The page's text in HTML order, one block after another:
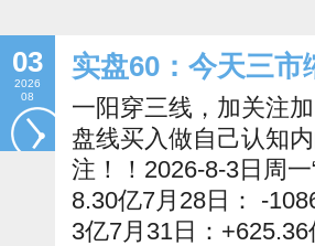
03
2026
08
实盘60：今天三市
一阳穿三线，加关注
盘线买入做自己认知
注！！2026-8-3日周
8.30亿7月28日： -
3亿7月31日：